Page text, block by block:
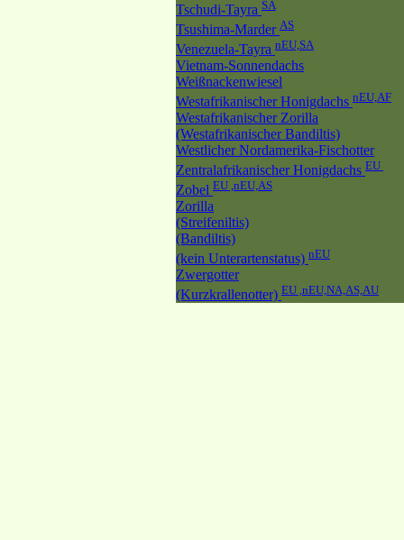
Tschudi-Tayra SA
Tsushima-Marder AS
Venezuela-Tayra nEU,SA
Vietnam-Sonnendachs
Weißnackenwiesel
Westafrikanischer Honigdachs nEU,AF
Westafrikanischer Zorilla
(Westafrikanischer Bandiltis)
Westlicher Nordamerika-Fischotter
Zentralafrikanischer Honigdachs EU
Zobel EU ,nEU,AS
Zorilla
(Streifeniltis)
(Bandiltis)
(kein Unterartenstatus) nEU
Zwergotter
(Kurzkrallenotter) EU ,nEU,NA,AS,AU